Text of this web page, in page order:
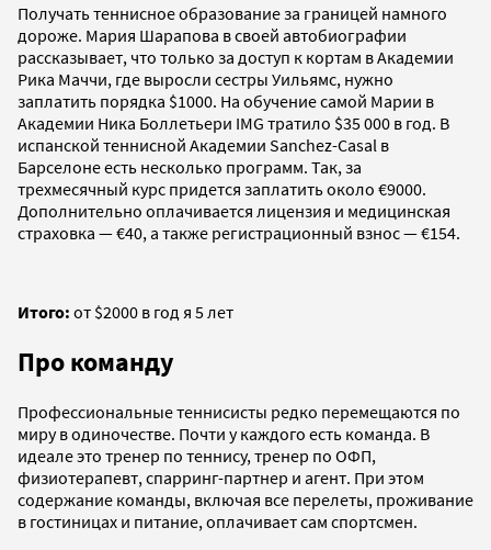
Получать теннисное образование за границей намного
дороже. Мария Шарапова в своей автобиографии
рассказывает, что только за доступ к кортам в Академии
Рика Маччи, где выросли сестры Уильямс, нужно
заплатить порядка $1000. На обучение самой Марии в
Академии Ника Боллетьери IMG тратило $35 000 в год. В
испанской теннисной Академии Sanchez-Casal в
Барселоне есть несколько программ. Так, за
трехмесячный курс придется заплатить около €9000.
Дополнительно оплачивается лицензия и медицинская
страховка — €40, а также регистрационный взнос — €154.
Итого: от $2000 в год я 5 лет
Про команду
Профессиональные теннисисты редко перемещаются по
миру в одиночестве. Почти у каждого есть команда. В
идеале это тренер по теннису, тренер по ОФП,
физиотерапевт, спарринг-партнер и агент. При этом
содержание команды, включая все перелеты, проживание
в гостиницах и питание, оплачивает сам спортсмен.